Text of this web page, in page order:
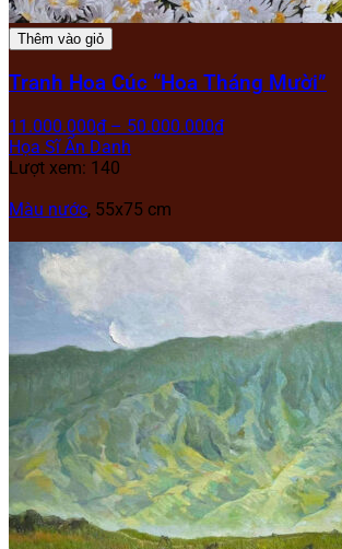
Thêm vào giỏ
Tranh Hoa Cúc “Hoa Tháng Mười”
11.000.000₫ – 50.000.000₫
Họa Sĩ Ẩn Danh
Lượt xem: 140
Màu nước, 55x75 cm